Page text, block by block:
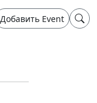
Добавить Event